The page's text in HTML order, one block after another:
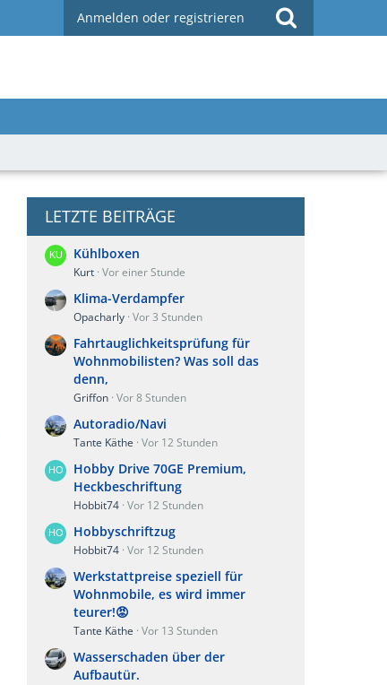
Anmelden oder registrieren
LETZTE BEITRÄGE
Kühlboxen
Kurt Vor einer Stunde
Klima-Verdampfer
Opacharly Vor 3 Stunden
Fahrtauglichkeitsprüfung für
Wohnmobilisten? Was soll das
denn,
Griffon Vor 8 Stunden
Autoradio/Navi
Tante Käthe Vor 12 Stunden
Hobby Drive 70GE Premium,
Heckbeschriftung
Hobbit74 Vor 12 Stunden
Hobbyschriftzug
Hobbit74 Vor 12 Stunden
Werkstattpreise speziell für
Wohnmobile, es wird immer
teurer!😡
Tante Käthe Vor 13 Stunden
Wasserschaden über der
Aufbautür.